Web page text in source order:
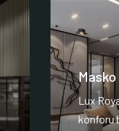
Lux
konforu